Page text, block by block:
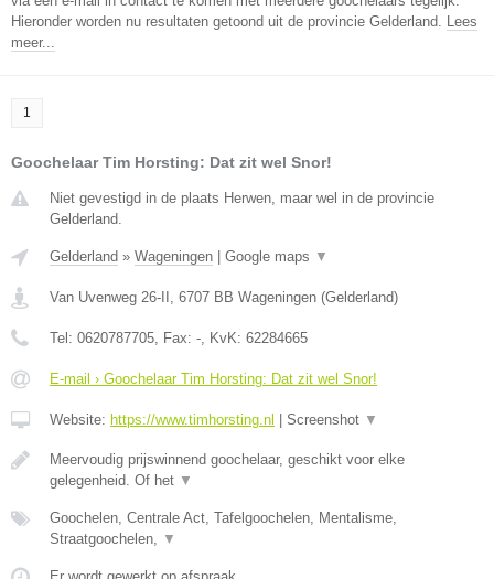
Hieronder worden nu resultaten getoond uit de provincie Gelderland. Lees
meer...
1
Goochelaar Tim Horsting: Dat zit wel Snor!
Niet gevestigd in de plaats Herwen, maar wel in de provincie
Gelderland.
Gelderland » Wageningen Google maps ▼
Van Uvenweg 26-II , 6707 BB Wageningen (Gelderland)
Tel: 0620787705, Fax: -, KvK: 62284665
E-mail › Goochelaar Tim Horsting: Dat zit wel Snor!
Website: https://www.timhorsting.nl Screenshot ▼
Meervoudig prijswinnend goochelaar, geschikt voor elke
gelegenheid. Of het ▼
Goochelen, Centrale Act, Tafelgoochelen, Mentalisme,
Straatgoochelen, ▼